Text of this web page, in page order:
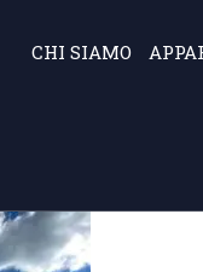
CHI SIAMO